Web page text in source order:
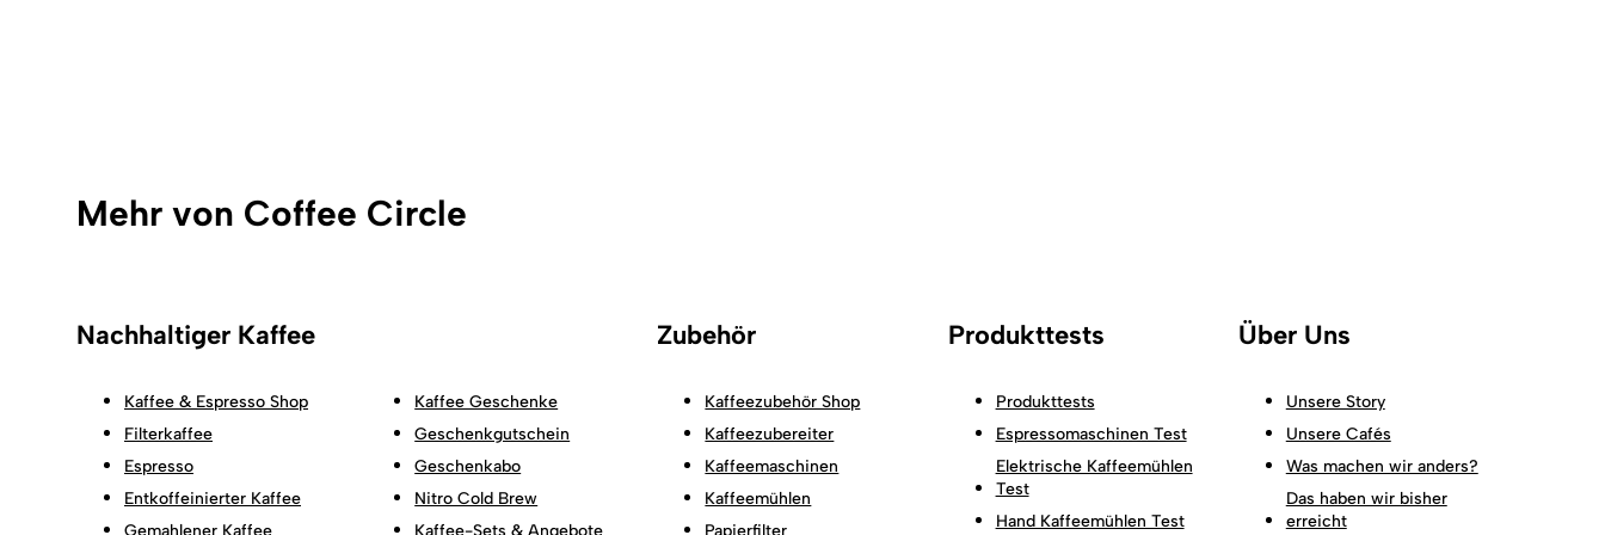
Mehr von Coffee Circle
Nachhaltiger Kaffee
Kaffee & Espresso Shop
Filterkaffee
Espresso
Entkoffeinierter Kaffee
Kaffee Geschenke
Geschenkgutschein
Geschenkabo
Nitro Cold Brew
Zubehör
Kaffeezubehör Shop
Kaffeezubereiter
Kaffeemaschinen
Kaffeemühlen
Produkttests
Produkttests
Espressomaschinen Test
Elektrische Kaffeemühlen
Test
Hand Kaffeemühlen Test
Über Uns
Unsere Story
Unsere Cafés
Was machen wir anders?
Das haben wir bisher
erreicht